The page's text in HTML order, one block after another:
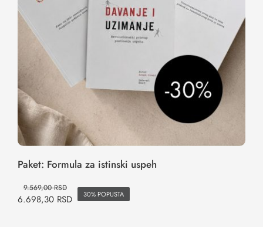
Paket: Formula za istinski uspeh
9.569,00RSD
6.698,30 RSD 30% POPUSTA